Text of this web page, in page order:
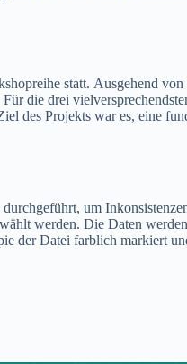
statt. Ausgehend
die drei
des Projekts war es, eine
um
werden. Die Daten
der Datei farblich markiert